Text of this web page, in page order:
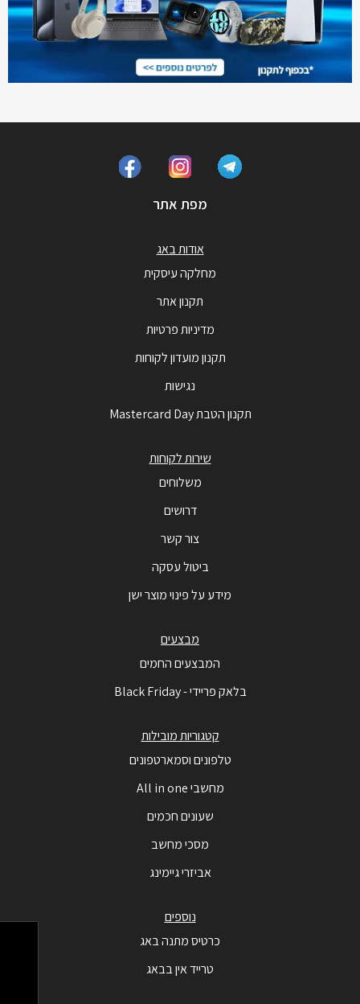
מפת אתר
אודות באג
מחלקה עיסקית
תקנון אתר
מדיניות פרטיות
תקנון מועדון לקוחות
נגישות
תקנון הטבת Mastercard Day
שירות לקוחות
משלוחים
דרושים
צור קשר
ביטול עסקה
מידע על פינוי מוצר ישן
מבצעים
המבצעים החמים
בלאק פריידי - Black Friday
קטגוריות מובילות
טלפונים וסמארטפונים
מחשבי All in one
שעונים חכמים
מסכי מחשב
אביזרי גיימינג
נוספים
כרטיס מתנה באג
טרייד אין בבאג